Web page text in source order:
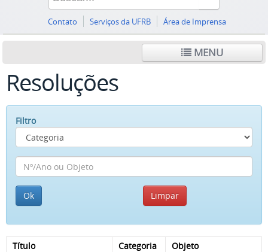
Contato Serviços da UFRB Área de Imprensa
MENU
Resoluções
Filtro
Título Categoria
Objeto